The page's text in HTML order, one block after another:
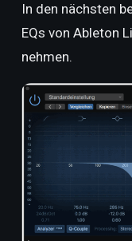
In den nächsten
EQs von Ableton
nehmen.